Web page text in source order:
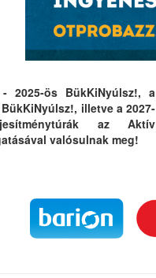
2025-ös BükKiNyúlsz!, a
illetve a 2027-
az Aktív
valósulnak meg!